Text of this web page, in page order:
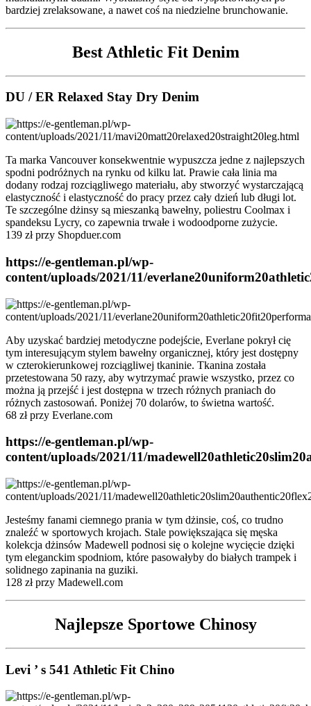
bardziej zrelaksowane, a nawet coś na niedzielne brunchowanie.
Best Athletic Fit Denim
DU / ER Relaxed Stay Dry Denim
Ta marka Vancouver konsekwentnie wypuszcza jedne z najlepszych
spodni podróżnych na rynku od kilku lat. Prawie cała linia ma
dodany rodzaj rozciągliwego materiału, aby stworzyć wystarczającą
elastyczność i elastyczność do pracy przez cały dzień lub długi lot.
Te szczególne dżinsy są mieszanką bawełny, poliestru Coolmax i
spandeksu Lycry, co zapewnia trwałe i wodoodporne zużycie.
139 zł przy Shopduer.com
https://e-gentleman.pl/wp-
content/uploads/2021/11/
Aby uzyskać bardziej metodyczne podejście, Everlane pokrył cię
tym interesującym stylem bawełny organicznej, który jest dostępny
w czterokierunkowej rozciągliwej tkaninie. Tkanina została
przetestowana 50 razy, aby wytrzymać prawie wszystko, przez co
można ją przejść i jest dostępna w trzech różnych praniach do
różnych zastosowań. Poniżej 70 dolarów, to świetna wartość.
68 zł przy Everlane.com
https://e-gentleman.pl/wp-
content/uploads/2021/11/
Jesteśmy fanami ciemnego prania w tym dżinsie, coś, co trudno
znaleźć w sportowych krojach. Stale powiększająca się męska
kolekcja dżinsów Madewell podnosi się o kolejne wycięcie dzięki
tym eleganckim spodniom, które pasowałyby do białych trampek i
solidnego zapinania na guziki.
128 zł przy Madewell.com
Najlepsze Sportowe Chinosy
Levi ’ s 541 Athletic Fit Chino